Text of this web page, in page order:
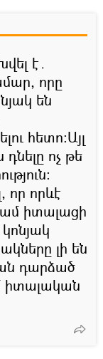
է․
որը
են
հետո։Այլ
դնելը ոչ թե
որ որևէ
իտալացի
լի են
դարձած
իտալական